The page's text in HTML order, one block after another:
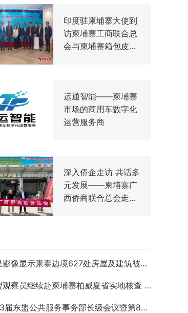
印度驻柬埔寨大使到
访柬埔寨工商联合总
会与柬埔寨箱包皮革
运通智能——柬埔寨
市场的商用车数字化
运营服务商
深入侨企走访 共话多
元发展——柬埔寨广
西侨商联合总会走访
卫星影像显示柬泰边境627处房屋及建筑被夷平 人权组织呼吁保护平民财产
东盟观察员继续赴柬埔寨柏威夏省实地核查 走访遭袭柬埔寨平民村庄
第23届东盟公共服务事务部长级会议暨第8届东盟与中日韩公共服务事务部长级会议在柬埔寨暹粒开幕